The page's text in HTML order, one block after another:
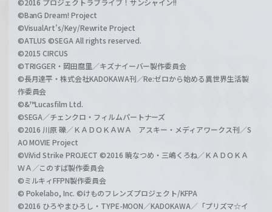
©BanG Dream! Project
©VisualArt's/Key/Rewrite Project
©ATLUS ©SEGA All rights reserved.
©2015 CIRCUS
©TRIGGER・岡田麿里／キズナイーバー製作委員会
©長月達平・株式会社KADOKAWA刊／Re:ゼロから始める異世界生活製
作委員会
©&™Lucasfilm Ltd.
©SEGA／チェンクロ・フィルムパートナーズ
©2016 川原 礫／ＫＡＤＯＫＡＷＡ アスキー・メディアワークス刊／S
AO MOVIE Project
©ViVid Strike PROJECT ©2016 暁なつめ・三嶋くろね／ＫＡＤＯＫＡ
ＷＡ／このすば製作委員会
©ミルキィFFPN製作委員会
© Pokelabo, Inc. ©けものフレンズプロジェクト/KFPA
©2016 ひろやまひろし・TYPE-MOON／KADOKAWA／「プリズマ☆イ